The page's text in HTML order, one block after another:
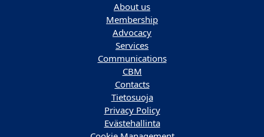
About us
Membership
Advocacy
Services
Communications
CBM
Contacts
Tietosuoja
Privacy Policy
Evästehallinta